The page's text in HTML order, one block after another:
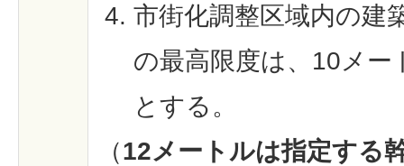
市街化調整区域内の建
の最高限度は、10メ
とする。
（12メートルは指定する